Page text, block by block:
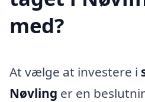
med?
At vælge at investere i
Nøvling er en